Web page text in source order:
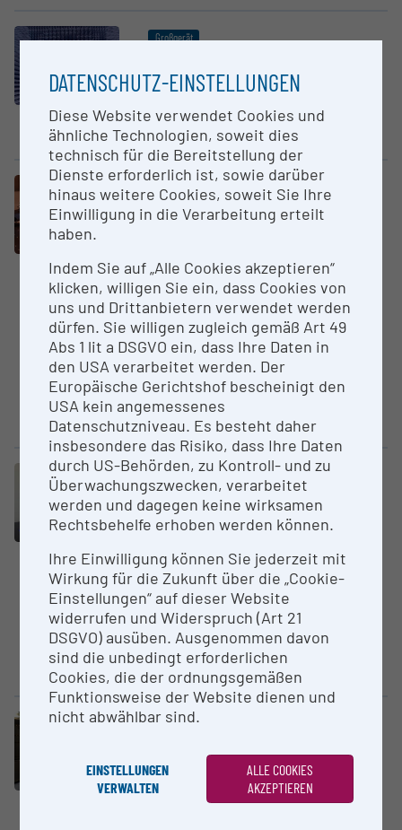
Großgerät
Technische Universität Graz (TU
Antennenmesskammer
Großgerät
ASOPS Asynchr.Opt.SamplingSyst.
(Yb-Zwill.lasersys)
Graz)
Faserbasiertes Zwillings-
Frequenzkammlasersystem:
ASOPS ist ein
Zwillingslasersystem, das aus
zwei verstärkten Ytterbium-
basieren Femtosekundenlasern
besteht, bei dem...
Großgerät
ATOS III TRIPLE SCAN MESSSYSTEM
M. SW ARGUS
Graz)
Mit Hilfe des GOM ATOS III
Scanners können
dreidimensionale Geometrien
hoch genau optisch vermessen
werden....
Core Facility (CF)
Micro­scopy and Nanoana­lysis
Technische Universität Graz (TU
DATENSCHUTZ-EINSTELLUNGEN
Diese Website verwendet Cookies und
ähnliche Technologien, soweit dies
technisch für die Bereitstellung der
Dienste erforderlich ist, sowie darüber
hinaus weitere Cookies, soweit Sie Ihre
Einwilligung in die Verarbeitung erteilt
haben.
Indem Sie auf „Alle Cookies akzeptieren“
klicken, willigen Sie ein, dass Cookies von
uns und Drittanbietern verwendet werden
dürfen. Sie willigen zugleich gemäß Art 49
Abs 1 lit a DSGVO ein, dass Ihre Daten in
den USA verarbeitet werden. Der
Europäische Gerichtshof bescheinigt den
USA kein angemessenes
Datenschutzniveau. Es besteht daher
insbesondere das Risiko, dass Ihre Daten
durch US-Behörden, zu Kontroll- und zu
Überwachungszwecken, verarbeitet
werden und dagegen keine wirksamen
Rechtsbehelfe erhoben werden können.
Ihre Einwilligung können Sie jederzeit mit
Wirkung für die Zukunft über die „Cookie-
Einstellungen“ auf dieser Website
widerrufen und Widerspruch (Art 21
DSGVO) ausüben. Ausgenommen davon
sind die unbedingt erforderlichen
Cookies, die der ordnungsgemäßen
Funktionsweise der Website dienen und
nicht abwählbar sind.
EINSTELLUNGEN
VERWALTEN
ALLE COOKIES
AKZEPTIEREN